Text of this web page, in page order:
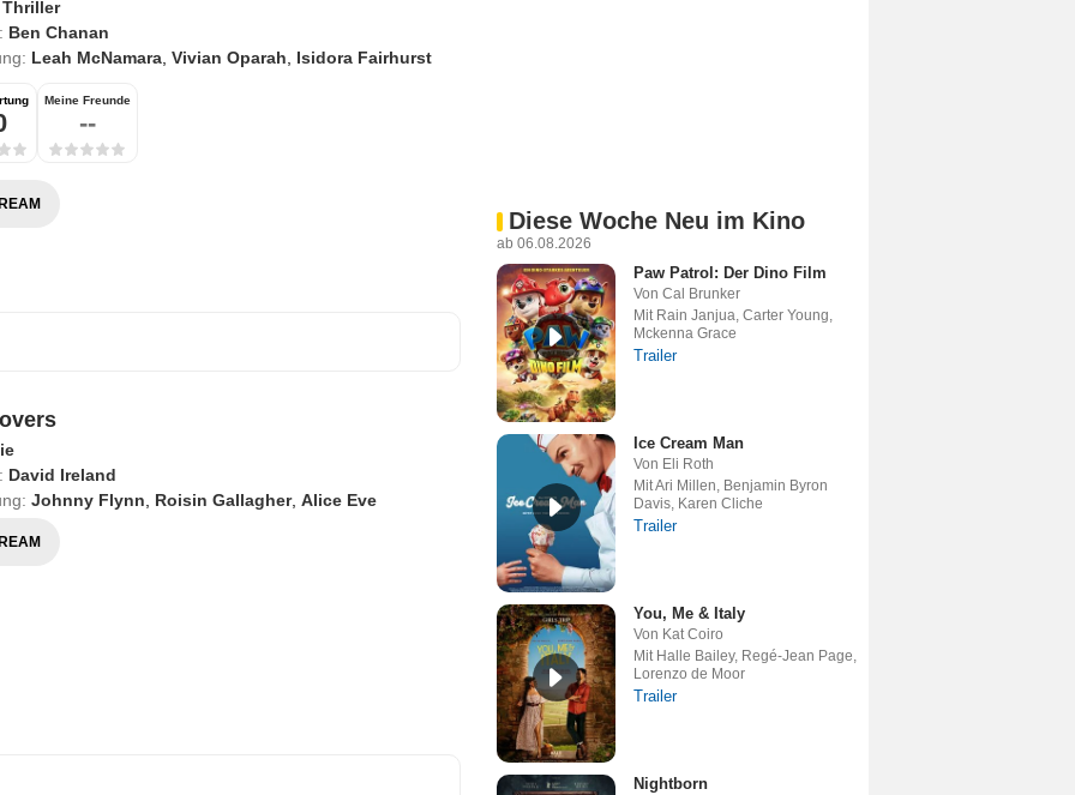
Thriller
Ben Chanan
Leah McNamara, Vivian Oparah Isidora Fairhurst
Meine Freunde
--
David Ireland
Johnny Flynn Roisin Gallagher, Alice Eve
Diese Woche Neu im Kino
ab 06.08.2026
Paw Patrol: Der Dino Film
Von Cal Brunker
Mit Rain Janjua, Carter Young,
Mckenna Grace
Trailer
Ice Cream Man
Von Eli Roth
Mit Ari Millen, Benjamin Byron
Davis, Karen Cliche
Trailer
You, Me & Italy
Von Kat Coiro
Mit Halle Bailey, Regé-Jean Page,
Lorenzo de Moor
Trailer
Nightborn